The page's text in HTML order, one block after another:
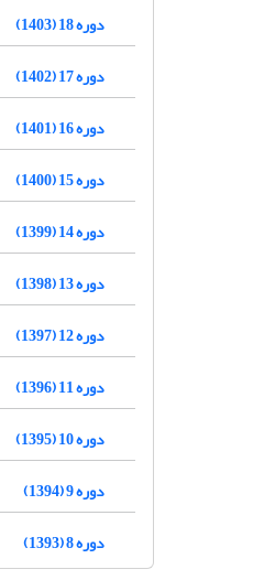
دوره 18 (1403)
دوره 17 (1402)
دوره 16 (1401)
دوره 15 (1400)
دوره 14 (1399)
دوره 13 (1398)
دوره 12 (1397)
دوره 11 (1396)
دوره 10 (1395)
دوره 9 (1394)
دوره 8 (1393)